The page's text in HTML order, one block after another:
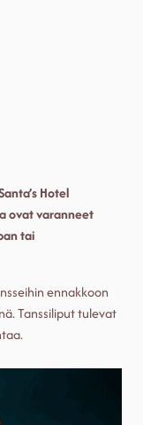
Hotel
ovat varanneet
tai
ennakkoon
Tanssiliput tulevat